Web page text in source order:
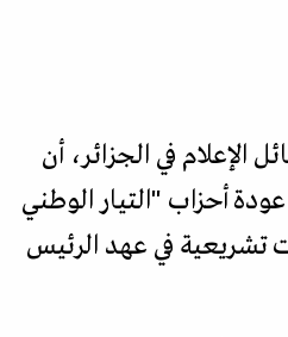
الإعلام في الجزائر، أن
أحزاب "التيار الوطني
تشريعية في عهد الرئيس